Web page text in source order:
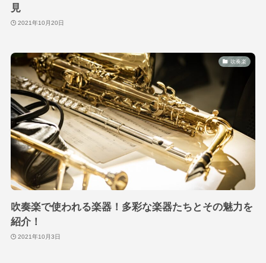
見
2021年10月20日
吹奏楽
吹奏楽で使われる楽器！多彩な楽器たちとその魅力を
紹介！
2021年10月3日